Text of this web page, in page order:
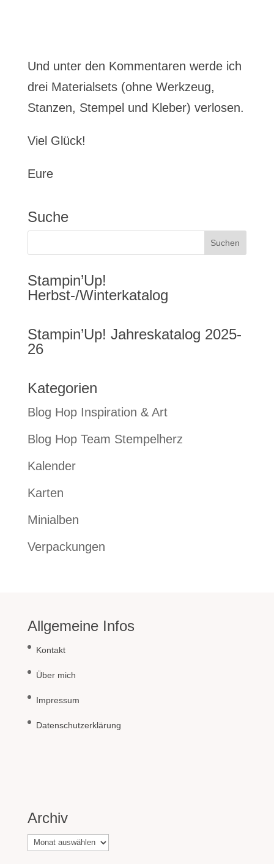
Und unter den Kommentaren werde ich
drei Materialsets (ohne Werkzeug,
Stanzen, Stempel und Kleber) verlosen.
Viel Glück!
Eure
Suche
Stampin’Up!
Herbst-/Winterkatalog
Stampin’Up! Jahreskatalog 2025-
26
Kategorien
Blog Hop Inspiration & Art
Blog Hop Team Stempelherz
Kalender
Karten
Minialben
Verpackungen
Allgemeine Infos
Kontakt
Über mich
Impressum
Datenschutzerklärung
Archiv
Archiv